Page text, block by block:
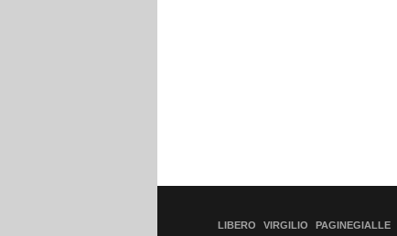
LIBERO VIRGILIO PAGINEGIALLE